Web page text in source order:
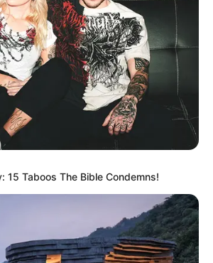
precisa de você para continuar
dos ACS e ACE.Compartilhe as nossas
sociais!
15 Taboos The Bible Condemns!